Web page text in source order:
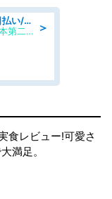
＞
自動車製品の加工・運搬/寮完備/日払い/工場・製造
UTエージェント株式会社AGT西日本第二CU
食レビュー!可愛さ
満足。